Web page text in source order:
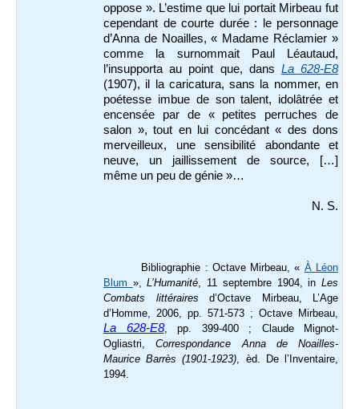
oppose ». L’estime que lui portait Mirbeau fut
cependant de courte durée : le personnage
d’Anna de Noailles, « Madame Réclamier »
comme la surnommait Paul Léautaud,
l’insupporta au point que, dans La 628-E8
(1907), il la caricatura, sans la nommer, en
poétesse imbue de son talent, idolâtrée et
encensée par de « petites perruches de
salon », tout en lui concédant « des dons
merveilleux, une sensibilité abondante et
neuve, un jaillissement de source, […]
même un peu de génie »…
N. S.
Bibliographie : Octave Mirbeau, « À Léon
Blum »,L’Humanité, 11 septembre 1904, inLes
Combats littéraires d’Octave Mirbeau, L’Age
d’Homme, 2006, pp. 571-573 ; Octave Mirbeau,
La 628-E8, pp. 399-400 ; Claude Mignot-
Ogliastri,Correspondance Anna de Noailles-
Maurice Barrès (1901-1923), èd. De l’Inventaire,
1994.